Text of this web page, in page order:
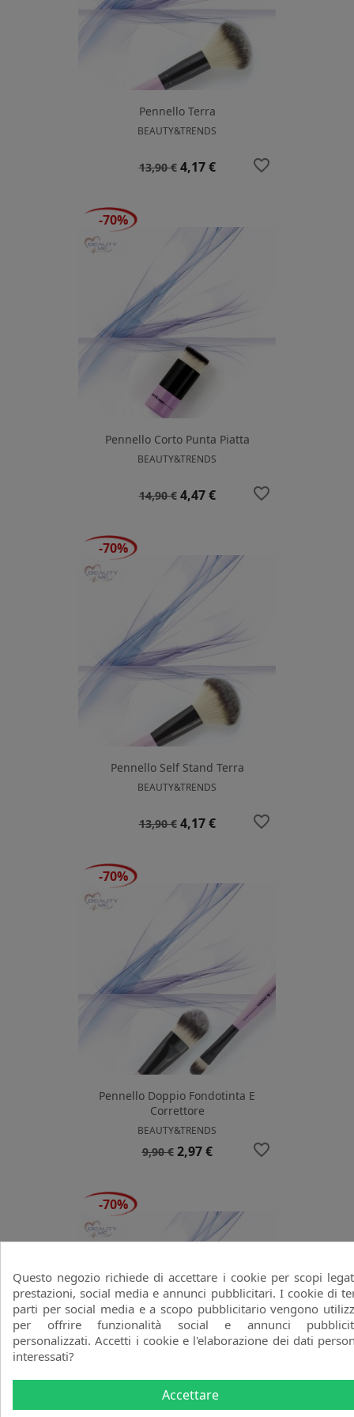
Pennello Terra
BEAUTY&TRENDS
Prezzo
13,90 € Prezzo
4,17 € favorite_border
Pennello Corto Punta Piatta
BEAUTY&TRENDS
Prezzo
14,90 € Prezzo
4,47 €
-70%
favorite_border
Pennello Self Stand Terra
BEAUTY&TRENDS
Prezzo
13,90 € Prezzo
4,17 €
-70%
favorite_border
Pennello Doppio Fondotinta E
Correttore
BEAUTY&TRENDS
Prezzo
9,90 € Prezzo
2,97 €
-70%
favorite_border
-70%
Questo negozio richiede di accettare i cookie per scopi
prestazioni, social media e annunci pubblicitari. I cookie di
parti per social media e a scopo pubblicitario vengono
per offrire funzionalità social e annunci
personalizzati. Accetti i cookie e l'elaborazione dei dati
interessati?
Accettare